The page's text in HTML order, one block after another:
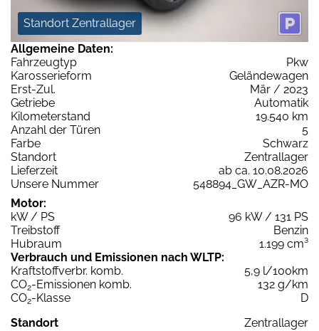
Standort Zentrallager
Allgemeine Daten:
Fahrzeugtyp
Pkw
Karosserieform
Geländewagen
Erst-Zul.
Mär / 2023
Getriebe
Automatik
Kilometerstand
19.540 km
Anzahl der Türen
5
Farbe
Schwarz
Standort
Zentrallager
Lieferzeit
ab ca. 10.08.2026
Unsere Nummer
548894_GW_AZR-MO
Motor:
kW / PS
96 kW / 131 PS
Treibstoff
Benzin
Hubraum
1.199 cm³
Verbrauch und Emissionen nach WLTP:
Kraftstoffverbr. komb.
5,9 l/100km
CO2-Emissionen komb.
132 g/km
CO2-Klasse
D
Standort
Zentrallager